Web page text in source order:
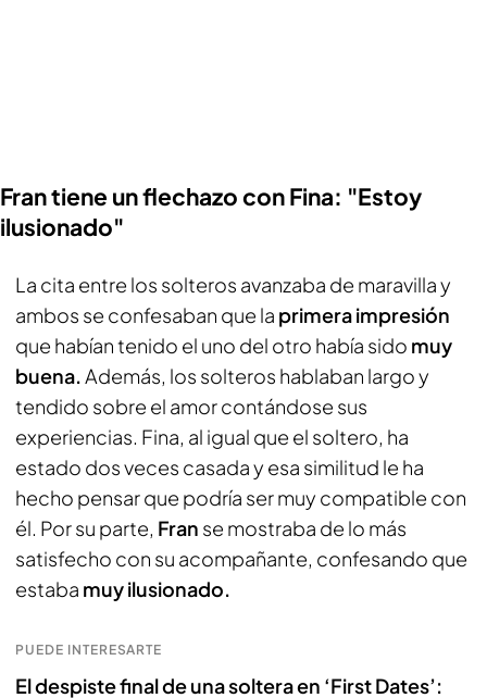
Fran tiene un flechazo con Fina: "Estoy
ilusionado"
La cita entre los solteros avanzaba de maravilla y
ambos se confesaban que la primera impresión
que habían tenido el uno del otro había sido muy
buena.Además, los solteros hablaban largo y
tendido sobre el amor contándose sus
experiencias. Fina, al igual que el soltero, ha
estado dos veces casada y esa similitud le ha
hecho pensar que podría ser muy compatible con
él. Por su parte, Fran se mostraba de lo más
satisfecho con su acompañante, confesando que
estaba muy ilusionado.
PUEDE INTERESARTE
El despiste final de una soltera en ‘First Dates’: